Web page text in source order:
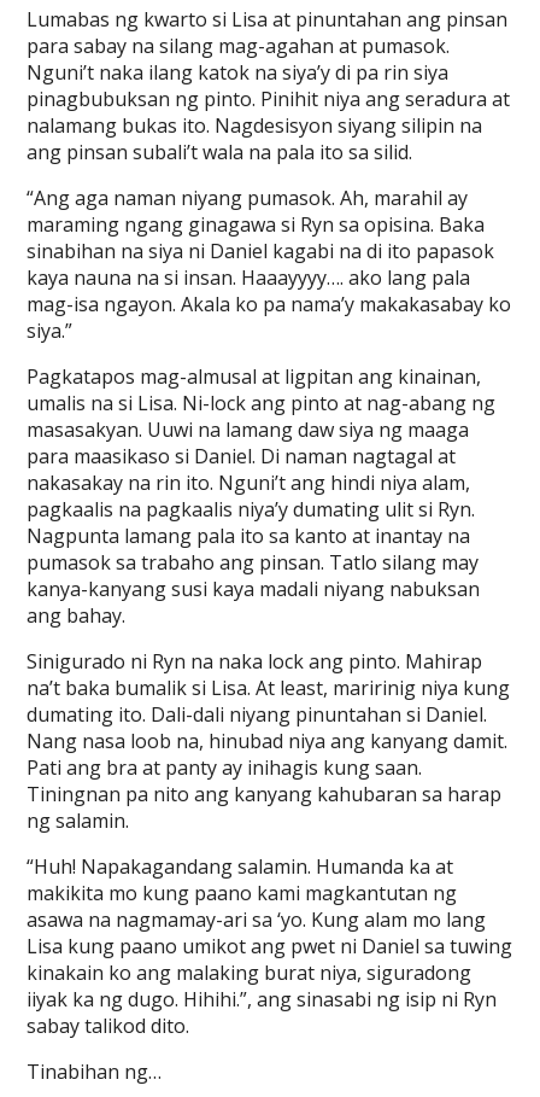
Lumabas ng kwarto si Lisa at pinuntahan ang pinsan
para sabay na silang mag-agahan at pumasok.
Nguni’t naka ilang katok na siya’y di pa rin siya
pinagbubuksan ng pinto. Pinihit niya ang seradura at
nalamang bukas ito. Nagdesisyon siyang silipin na
ang pinsan subali’t wala na pala ito sa silid.
“Ang aga naman niyang pumasok. Ah, marahil ay
maraming ngang ginagawa si Ryn sa opisina. Baka
sinabihan na siya ni Daniel kagabi na di ito papasok
kaya nauna na si insan. Haaayyyy…. ako lang pala
mag-isa ngayon. Akala ko pa nama’y makakasabay ko
siya.”
Pagkatapos mag-almusal at ligpitan ang kinainan,
umalis na si Lisa. Ni-lock ang pinto at nag-abang ng
masasakyan. Uuwi na lamang daw siya ng maaga
para maasikaso si Daniel. Di naman nagtagal at
nakasakay na rin ito. Nguni’t ang hindi niya alam,
pagkaalis na pagkaalis niya’y dumating ulit si Ryn.
Nagpunta lamang pala ito sa kanto at inantay na
pumasok sa trabaho ang pinsan. Tatlo silang may
kanya-kanyang susi kaya madali niyang nabuksan
ang bahay.
Sinigurado ni Ryn na naka lock ang pinto. Mahirap
na’t baka bumalik si Lisa. At least, maririnig niya kung
dumating ito. Dali-dali niyang pinuntahan si Daniel.
Nang nasa loob na, hinubad niya ang kanyang damit.
Pati ang bra at panty ay inihagis kung saan.
Tiningnan pa nito ang kanyang kahubaran sa harap
ng salamin.
“Huh! Napakagandang salamin. Humanda ka at
makikita mo kung paano kami magkantutan ng
asawa na nagmamay-ari sa ‘yo. Kung alam mo lang
Lisa kung paano umikot ang pwet ni Daniel sa tuwing
kinakain ko ang malaking burat niya, siguradong
iiyak ka ng dugo. Hihihi.”, ang sinasabi ng isip ni Ryn
sabay talikod dito.
Tinabihan ng…